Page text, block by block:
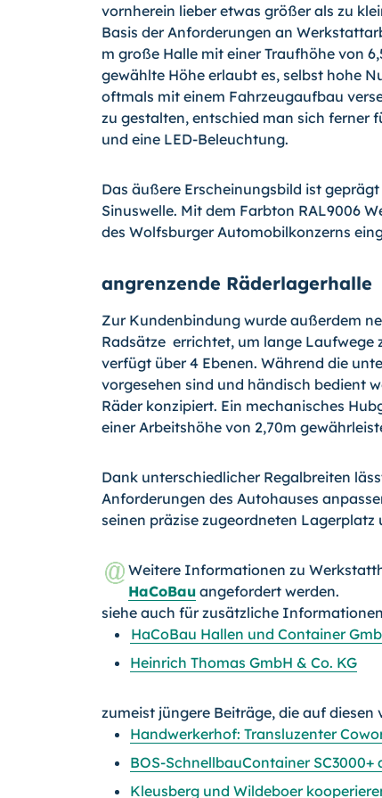
vornherein lieber etwas größer als zu
Basis der Anforderungen an
m große Halle mit einer Traufhöhe von
gewählte Höhe erlaubt es, selbst hohe
oftmals mit einem Fahrzeugaufbau
zu gestalten, entschied man sich ferner
und eine LED-Beleuchtung.
Das äußere Erscheinungsbild ist
Sinuswelle. Mit dem Farbton RAL9006
des Wolfsburger Automobilkonzerns
angrenzende Räderlagerhalle
Zur Kundenbindung wurde außerdem
Radsätze errichtet, um lange Laufwege
verfügt über 4 Ebenen. Während die
vorgesehen sind und händisch bedient
Räder konzipiert. Ein mechanisches
einer Arbeitshöhe von 2,70m
Dank unterschiedlicher Regalbreiten
Anforderungen des Autohauses
seinen präzise zugeordneten
Weitere Informationen zu
HaCoBau angefordert werden.
siehe auch für zusätzliche
HaCoBau Hallen und Container
Heinrich Thomas GmbH & Co. KG
zumeist jüngere Beiträge, die auf diesen
Handwerkerhof: Transluzenter
BOS-SchnellbauContainer SC3000+
Kleusberg und Wildeboer